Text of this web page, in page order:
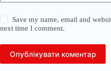
Save my name, email and
next time I comment.
Опублікувати коментар